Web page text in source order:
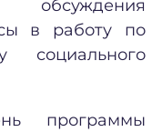
обсуждения
в работу по
социального
программы